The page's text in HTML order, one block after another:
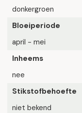
donkergroen
Bloeiperiode
april - mei
Inheems
nee
Stikstofbehoefte
niet bekend